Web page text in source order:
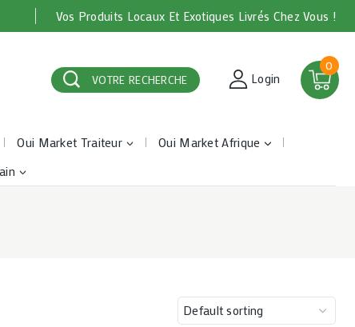
Vos Produits Locaux Et Exotiques Livrés Chez Vous !
VOTRE RECHERCHE Login
0
Oui Market Traiteur
Oui Market Afrique